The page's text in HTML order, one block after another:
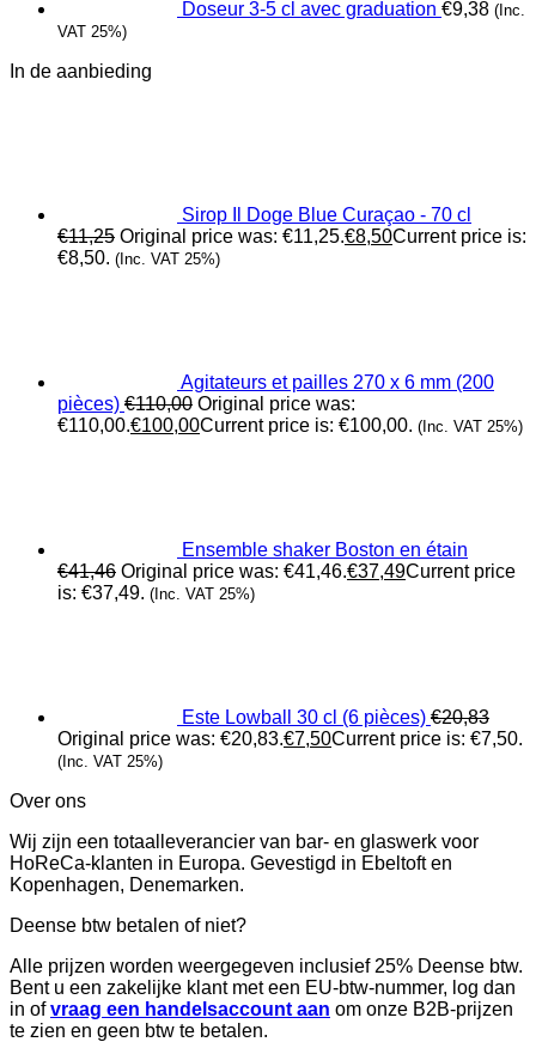
Doseur 3-5 cl avec graduation €9,38 (Inc.
VAT 25%)
In de aanbieding
Sirop Il Doge Blue Curaçao - 70 cl
€11,25 Original price was: €11,25.€8,50Current price is:
€8,50. (Inc. VAT 25%)
Agitateurs et pailles 270 x 6 mm (200
pièces) €110,00 Original price was:
€110,00.€100,00Current price is: €100,00. (Inc. VAT 25%)
Ensemble shaker Boston en étain
€41,46 Original price was: €41,46.€37,49Current price
is: €37,49. (Inc. VAT 25%)
Este Lowball 30 cl (6 pièces) €20,83
Original price was: €20,83.€7,50Current price is: €7,50.
(Inc. VAT 25%)
Over ons
Wij zijn een totaalleverancier van bar- en glaswerk voor
HoReCa-klanten in Europa. Gevestigd in Ebeltoft en
Kopenhagen, Denemarken.
Deense btw betalen of niet?
Alle prijzen worden weergegeven inclusief 25% Deense btw.
Bent u een zakelijke klant met een EU-btw-nummer, log dan
in ofvraag een handelsaccount aan om onze B2B-prijzen
te zien en geen btw te betalen.